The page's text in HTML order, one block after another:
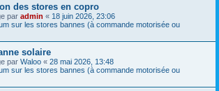
des stores en copro
par admin « 18 juin 2026, 23:06
sur les stores bannes (à commande motorisée ou
solaire
par Waloo « 28 mai 2026, 13:48
sur les stores bannes (à commande motorisée ou